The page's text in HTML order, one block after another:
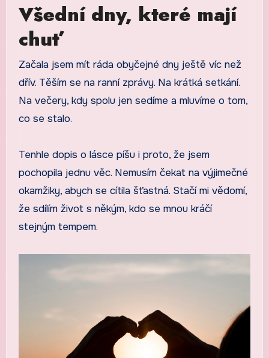
Všední dny, které mají
chuť
Začala jsem mít ráda obyčejné dny ještě víc než
dřív. Těším se na ranní zprávy. Na krátká setkání.
Na večery, kdy spolu jen sedíme a mluvíme o tom,
co se stalo.
Tenhle dopis o lásce píšu i proto, že jsem
pochopila jednu věc. Nemusím čekat na výjimečné
okamžiky, abych se cítila šťastná. Stačí mi vědomí,
že sdílím život s někým, kdo se mnou kráčí
stejným tempem.